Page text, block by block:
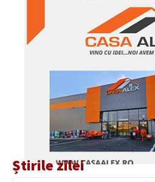
Știrile zilei